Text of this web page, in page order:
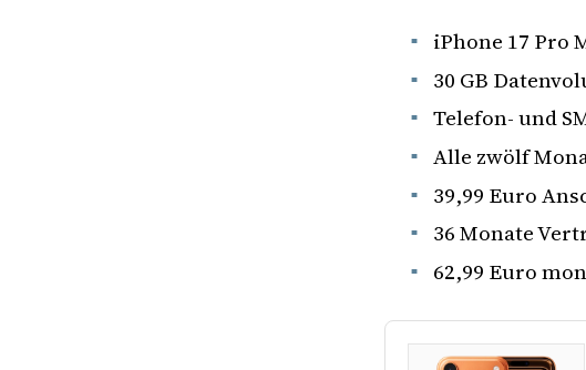
iPhone 17 Pro
30 GB
Telefon- und
Alle zwölf
39,99 Euro
36 Monate
62,99 Euro